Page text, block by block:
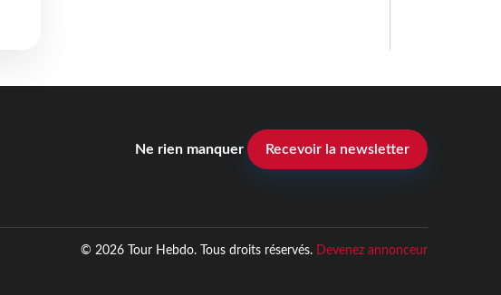
Ne rien manquer Recevoir la newsletter
© 2026 Tour Hebdo. Tous droits réservés. Devenez annonceur